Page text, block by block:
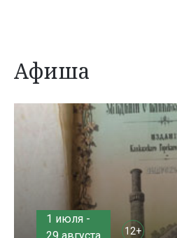
Афиша
1 июля -
12+